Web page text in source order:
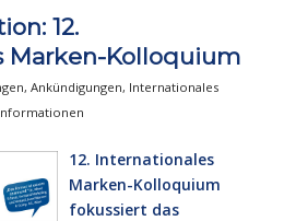
12.
Marken-Kolloquium
, Ankündigungen, Internationales
12. Internationales
Marken-Kolloquium
fokussiert das